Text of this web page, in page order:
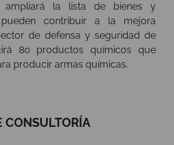
ampliará la lista de bienes y
contribuir a la mejora
de defensa y seguridad de
80 productos químicos que
producir armas químicas.
CONSULTORÍA